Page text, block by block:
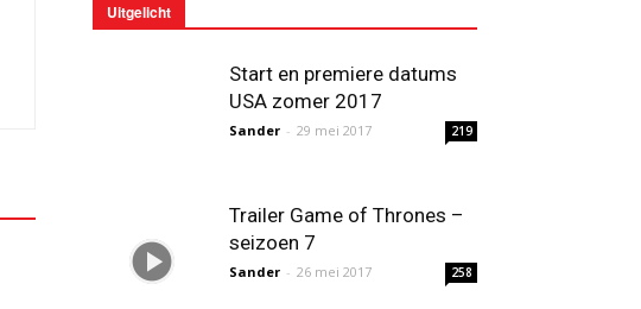
Uitgelicht
Start en premiere datums
USA zomer 2017
Sander - 29 mei 2017 219
Trailer Game of Thrones –
seizoen 7
Sander - 26 mei 2017 258